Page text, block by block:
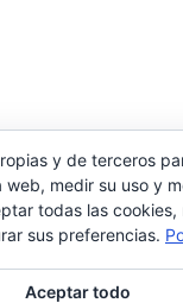
y de terceros
medir su uso y
todas las cookies,
sus preferencias.
Aceptar todo